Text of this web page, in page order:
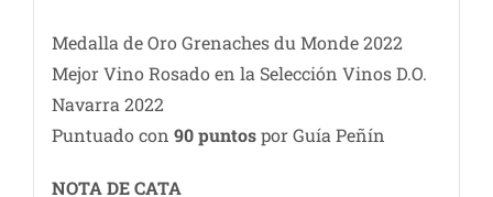
Medalla de Oro Grenaches du Monde 2022
Mejor Vino Rosado en la Selección Vinos D.O.
Navarra 2022
Puntuado con 90 puntospor Guía Peñín
NOTA DE CATA